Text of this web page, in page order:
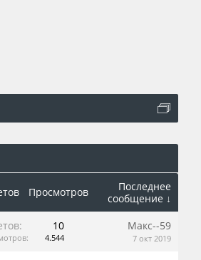
Просмотров
Последнее
сообщение ↓
10
4.544
Макс--59
7 окт 2019